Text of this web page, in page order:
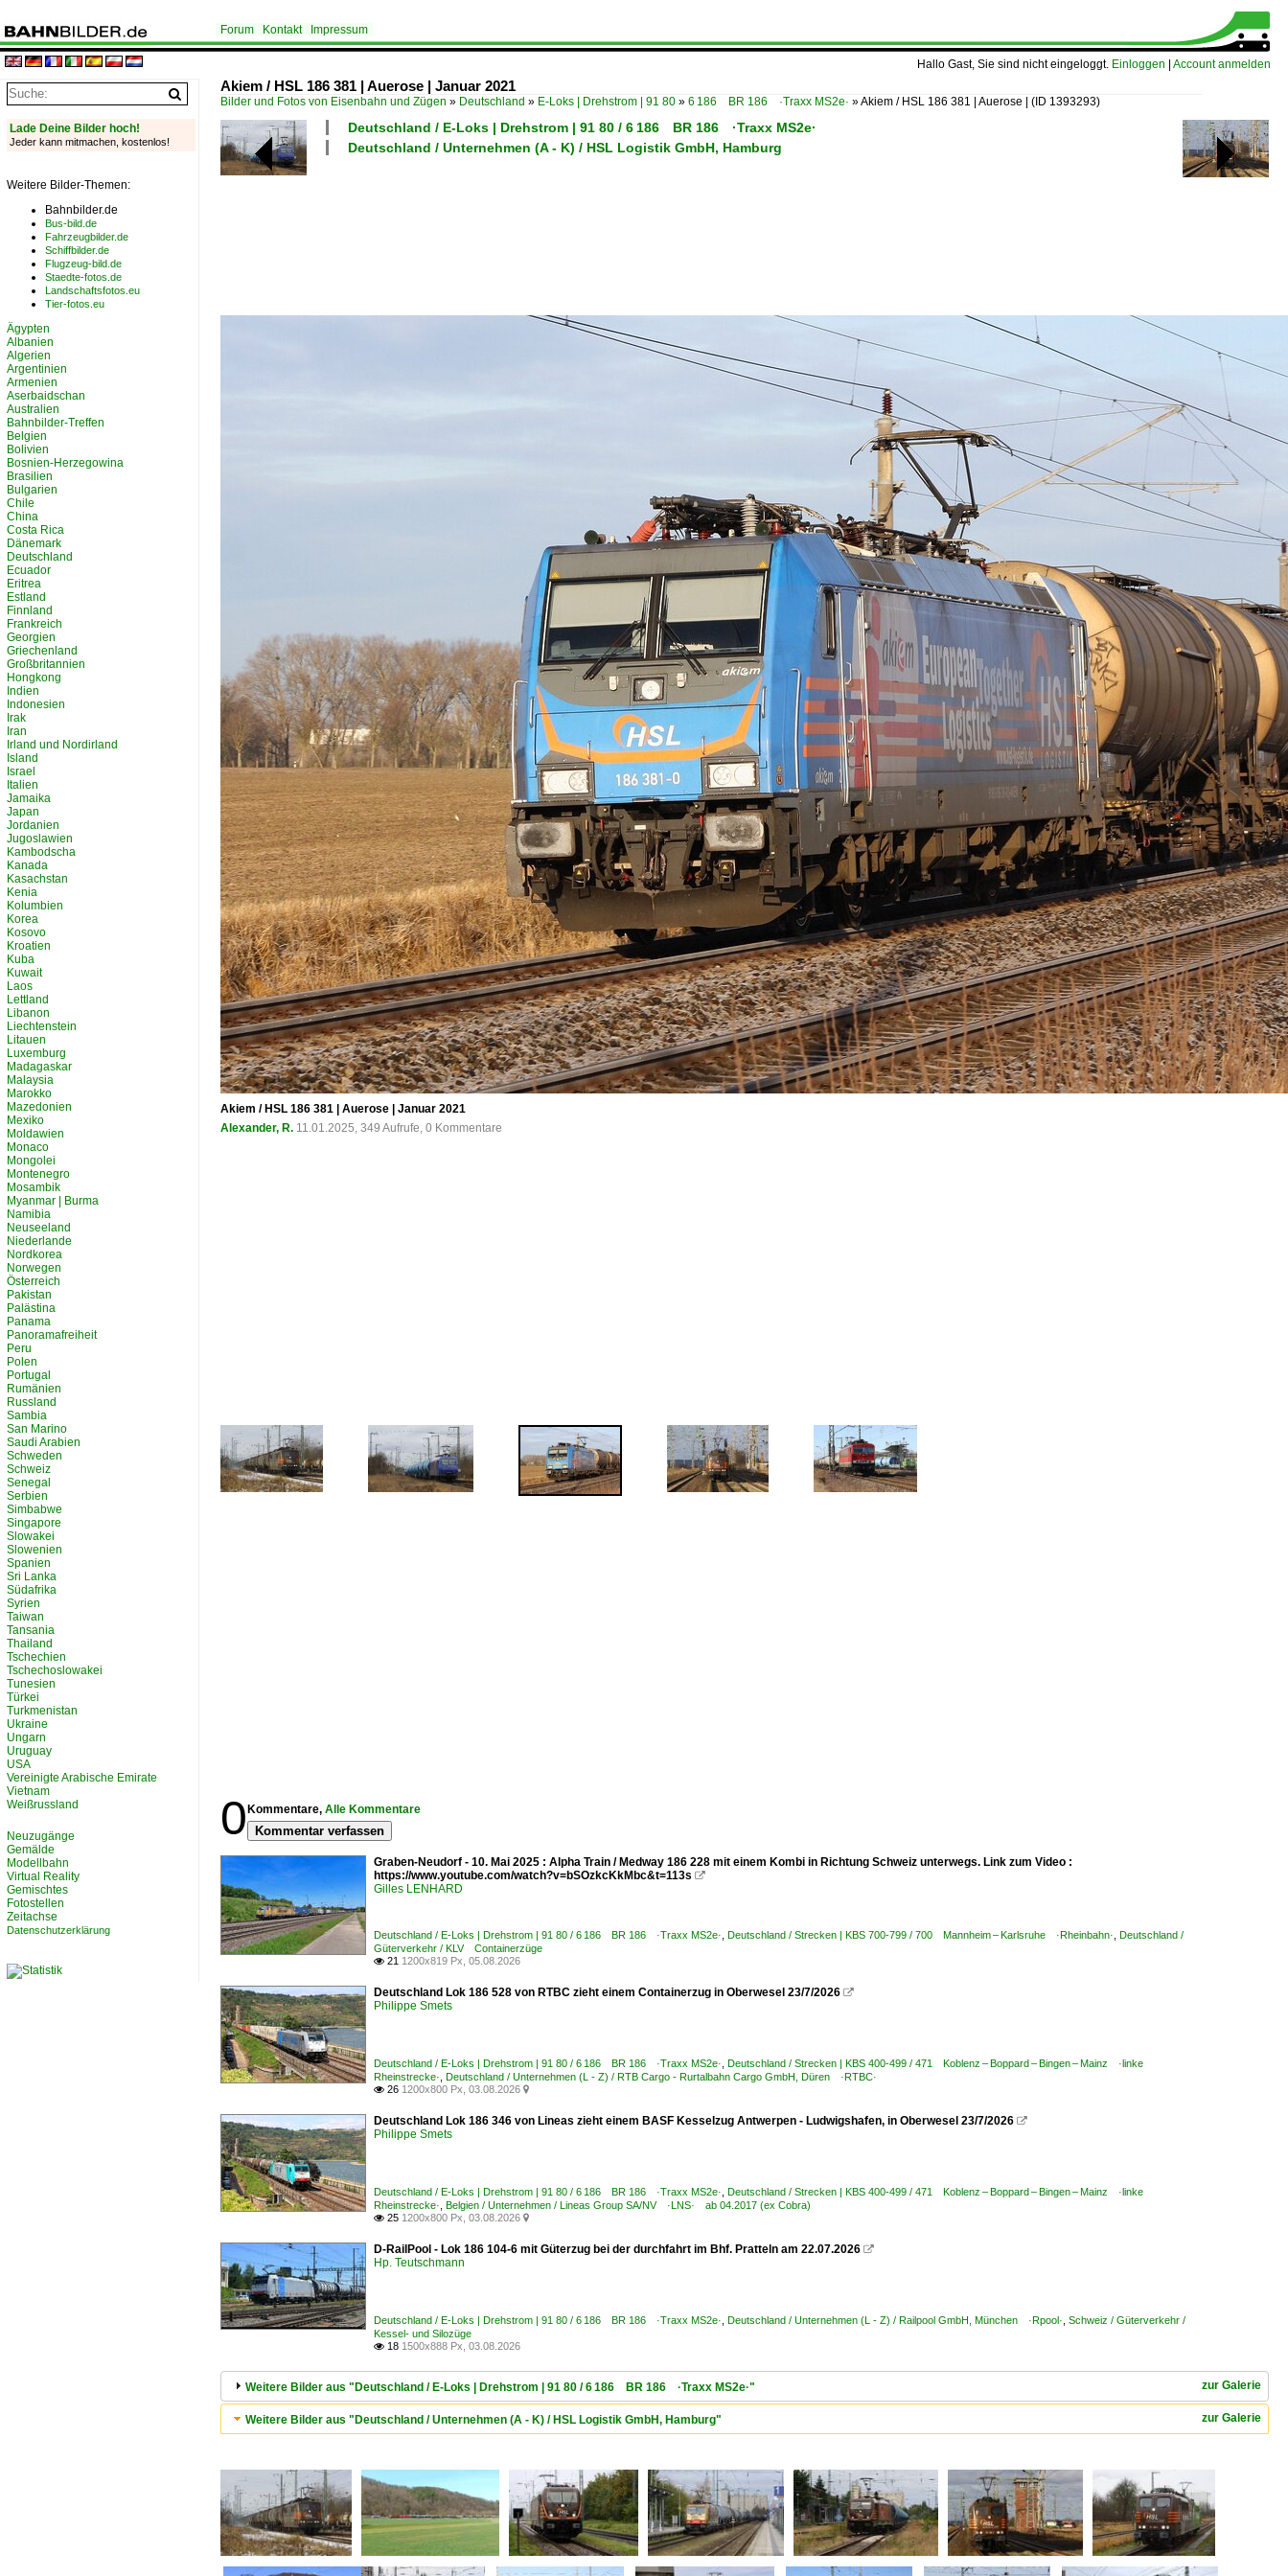
Hallo Gast, Sie sind nicht eingeloggt. Einloggen Account anmelden
Forum Kontakt Impressum
Akiem / HSL 186 381 | Auerose | Januar 2021
Bilder und Fotos von Eisenbahn und Zügen » Deutschland » E-Loks | Drehstrom | 91 80 » 6 186 BR 186 ·Traxx MS2e· »Akiem / HSL 186 381 | Auerose | (ID 1393293)
Deutschland / E-Loks | Drehstrom | 91 80 / 6 186 BR 186 ·Traxx MS2e·
Deutschland / Unternehmen (A - K) / HSL Logistik GmbH, Hamburg
Akiem / HSL 186 381 | Auerose | Januar 2021
Alexander, R. 11.01.2025, 349 Aufrufe, 0 Kommentare
0 Kommentare, Alle Kommentare
Kommentar verfassen
Graben-Neudorf - 10. Mai 2025 : Alpha Train / Medway 186 228 mit einem Kombi in Richtung Schweiz unterwegs. Link zum Video :
https://www.youtube.com/watch?v=bSOzkcKkMbc&t=113s 
Gilles LENHARD
Deutschland / E-Loks | Drehstrom | 91 80 / 6 186 BR 186 ·Traxx MS2e· Deutschland / Strecken | KBS 700-799 / 700 Mannheim – Karlsruhe ·Rheinbahn· Deutschland /
Güterverkehr / KLV Containerzüge
 21 1200x819 Px, 05.08.2026
Deutschland Lok 186 528 von RTBC zieht einem Containerzug in Oberwesel 23/7/2026 
Philippe Smets
Deutschland / E-Loks | Drehstrom | 91 80 / 6 186 BR 186 ·Traxx MS2e· Deutschland / Strecken | KBS 400-499 / 471 Koblenz – Boppard – Bingen – Mainz ·linke
Rheinstrecke· Deutschland / Unternehmen (L - Z) / RTB Cargo - Rurtalbahn Cargo GmbH, Düren ·RTBC·
 26 1200x800 Px, 03.08.2026 
Deutschland Lok 186 346 von Lineas zieht einem BASF Kesselzug Antwerpen - Ludwigshafen, in Oberwesel 23/7/2026 
Philippe Smets
Deutschland / E-Loks | Drehstrom | 91 80 / 6 186 BR 186 ·Traxx MS2e· Deutschland / Strecken | KBS 400-499 / 471 Koblenz – Boppard – Bingen – Mainz ·linke
Rheinstrecke· Belgien / Unternehmen / Lineas Group SA/NV ·LNS· ab 04.2017 (ex Cobra)
 25 1200x800 Px, 03.08.2026 
D-RailPool - Lok 186 104-6 mit Güterzug bei der durchfahrt im Bhf. Pratteln am 22.07.2026 
Hp. Teutschmann
Deutschland / E-Loks | Drehstrom | 91 80 / 6 186 BR 186 ·Traxx MS2e· Deutschland / Unternehmen (L - Z) / Railpool GmbH, München ·Rpool· Schweiz / Güterverkehr /
Kessel- und Silozüge
 18 1500x888 Px, 03.08.2026
zur Galerie
Weitere Bilder aus "Deutschland / E-Loks | Drehstrom | 91 80 / 6 186 BR 186 ·Traxx MS2e·"
zur Galerie
Weitere Bilder aus "Deutschland / Unternehmen (A - K) / HSL Logistik GmbH, Hamburg"
Lade Deine Bilder hoch!
Jeder kann mitmachen, kostenlos!
Weitere Bilder-Themen:
Bahnbilder.de
Bus-bild.de
Fahrzeugbilder.de
Schiffbilder.de
Flugzeug-bild.de
Staedte-fotos.de
Landschaftsfotos.eu
Tier-fotos.eu
Ägypten
Albanien
Algerien
Argentinien
Armenien
Aserbaidschan
Australien
Bahnbilder-Treffen
Belgien
Bolivien
Bosnien-Herzegowina
Brasilien
Bulgarien
Chile
China
Costa Rica
Dänemark
Deutschland
Ecuador
Eritrea
Estland
Finnland
Frankreich
Georgien
Griechenland
Großbritannien
Hongkong
Indien
Indonesien
Irak
Iran
Irland und Nordirland
Island
Israel
Italien
Jamaika
Japan
Jordanien
Jugoslawien
Kambodscha
Kanada
Kasachstan
Kenia
Kolumbien
Korea
Kosovo
Kroatien
Kuba
Kuwait
Laos
Lettland
Libanon
Liechtenstein
Litauen
Luxemburg
Madagaskar
Malaysia
Marokko
Mazedonien
Mexiko
Moldawien
Monaco
Mongolei
Montenegro
Mosambik
Myanmar | Burma
Namibia
Neuseeland
Niederlande
Nordkorea
Norwegen
Österreich
Pakistan
Palästina
Panama
Panoramafreiheit
Peru
Polen
Portugal
Rumänien
Russland
Sambia
San Marino
Saudi Arabien
Schweden
Schweiz
Senegal
Serbien
Simbabwe
Singapore
Slowakei
Slowenien
Spanien
Sri Lanka
Südafrika
Syrien
Taiwan
Tansania
Thailand
Tschechien
Tschechoslowakei
Tunesien
Türkei
Turkmenistan
Ukraine
Ungarn
Uruguay
USA
Vereinigte Arabische Emirate
Vietnam
Weißrussland
Neuzugänge
Gemälde
Modellbahn
Virtual Reality
Gemischtes
Fotostellen
Zeitachse
Datenschutzerklärung